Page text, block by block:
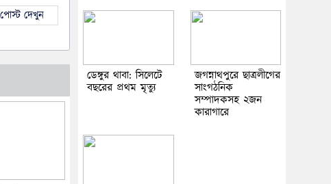
দেখুন
ডেঙ্গুর থাবা: সিলেটে
বছরের প্রথম মৃত্যু
জগন্নাথপুরে ছাত্রলীগের
সাংগঠনিক
সম্পাদকসহ ২জন
কারাগারে